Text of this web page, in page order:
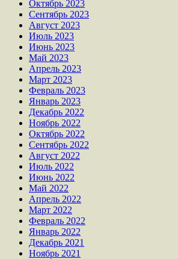
Октябрь 2023
Сентябрь 2023
Август 2023
Июль 2023
Июнь 2023
Май 2023
Апрель 2023
Март 2023
Февраль 2023
Январь 2023
Декабрь 2022
Ноябрь 2022
Октябрь 2022
Сентябрь 2022
Август 2022
Июль 2022
Июнь 2022
Май 2022
Апрель 2022
Март 2022
Февраль 2022
Январь 2022
Декабрь 2021
Ноябрь 2021